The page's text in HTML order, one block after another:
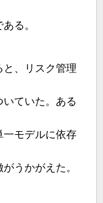
る。
、リスク管理
ていた。ある
モデルに依存
うかがえた。